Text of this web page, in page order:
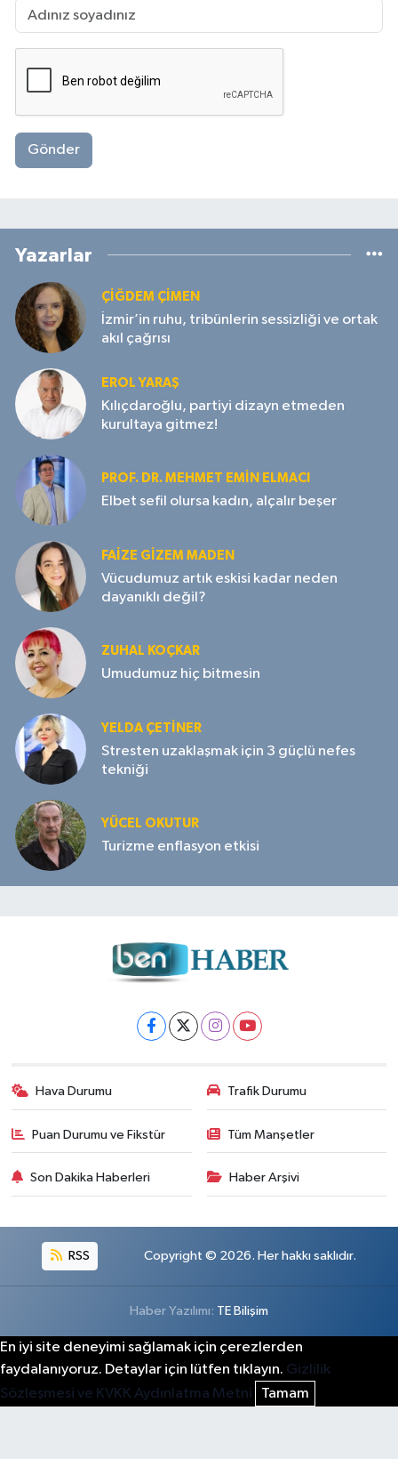
Gönder
Yazarlar
ÇIĞDEM ÇIMEN
İzmir’in ruhu, tribünlerin sessizliği ve ortak
akıl çağrısı
EROL YARAŞ
Kılıçdaroğlu, partiyi dizayn etmeden
kurultaya gitmez!
PROF. DR. MEHMET EMIN ELMACI
Elbet sefil olursa kadın, alçalır beşer
FAIZE GIZEM MADEN
Vücudumuz artık eskisi kadar neden
dayanıklı değil?
ZUHAL KOÇKAR
Umudumuz hiç bitmesin
YELDA ÇETİNER
Stresten uzaklaşmak için 3 güçlü nefes
tekniği
YÜCEL OKUTUR
Turizme enflasyon etkisi
Hava Durumu Trafik Durumu
Puan Durumu ve Fikstür Tüm Manşetler
Son Dakika Haberleri Haber Arşivi
RSS Copyright © 2026. Her hakkı saklıdır.
Haber Yazılımı: TE Bilişim
En iyi site deneyimi sağlamak için çerezlerden
faydalanıyoruz. Detaylar için lütfen tıklayın. Gizlilik
Sözleşmesi ve KVKK Aydınlatma Metni
Tamam